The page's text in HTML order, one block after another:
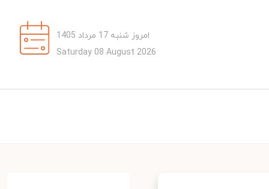
امروز شنبه 17 مرداد 1405
Saturday 08 August 2026